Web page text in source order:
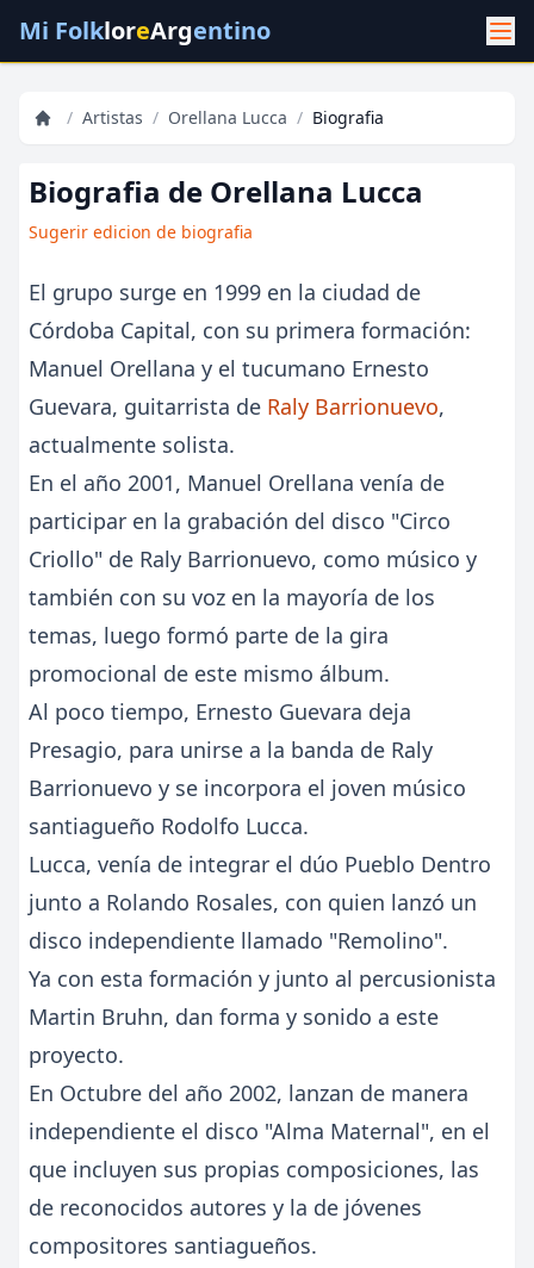
Mi FolkloreArgentino
/ Artistas / Orellana Lucca / Biografia
Biografia de Orellana Lucca
Sugerir edicion de biografia
El grupo surge en 1999 en la ciudad de
Córdoba Capital, con su primera formación:
Manuel Orellana y el tucumano Ernesto
Guevara, guitarrista de Raly Barrionuevo,
actualmente solista.
En el año 2001, Manuel Orellana venía de
participar en la grabación del disco "Circo
Criollo" de Raly Barrionuevo, como músico y
también con su voz en la mayoría de los
temas, luego formó parte de la gira
promocional de este mismo álbum.
Al poco tiempo, Ernesto Guevara deja
Presagio, para unirse a la banda de Raly
Barrionuevo y se incorpora el joven músico
santiagueño Rodolfo Lucca.
Lucca, venía de integrar el dúo Pueblo Dentro
junto a Rolando Rosales, con quien lanzó un
disco independiente llamado "Remolino".
Ya con esta formación y junto al percusionista
Martin Bruhn, dan forma y sonido a este
proyecto.
En Octubre del año 2002, lanzan de manera
independiente el disco "Alma Maternal", en el
que incluyen sus propias composiciones, las
de reconocidos autores y la de jóvenes
compositores santiagueños.